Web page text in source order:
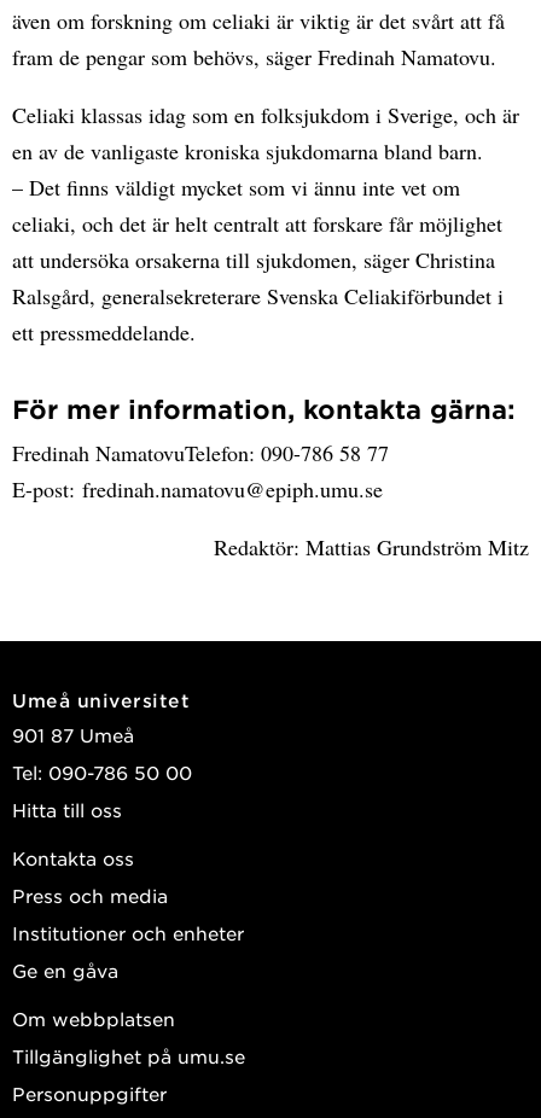
även om forskning om celiaki är viktig är det svårt att få
fram de pengar som behövs, säger Fredinah Namatovu.
Celiaki klassas idag som en folksjukdom i Sverige, och är
en av de vanligaste kroniska sjukdomarna bland barn.
– Det finns väldigt mycket som vi ännu inte vet om
celiaki, och det är helt centralt att forskare får möjlighet
att undersöka orsakerna till sjukdomen, säger Christina
Ralsgård, generalsekreterare Svenska Celiakiförbundet i
ett pressmeddelande.
För mer information, kontakta gärna:
Fredinah NamatovuTelefon: 090-786 58 77
E-post: fredinah.namatovu@epiph.umu.se
Redaktör: Mattias Grundström Mitz
Umeå universitet
901 87 Umeå
Tel: 090-786 50 00
Hitta till oss
Kontakta oss
Press och media
Institutioner och enheter
Ge en gåva
Om webbplatsen
Tillgänglighet på umu.se
Personuppgifter